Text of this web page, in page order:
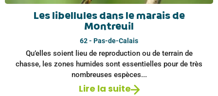
Les libellules dans le marais de
Montreuil
62 - Pas-de-Calais
Qu’elles soient lieu de reproduction ou de terrain de
chasse, les zones humides sont essentielles pour de très
nombreuses espèces...
Lire la suite